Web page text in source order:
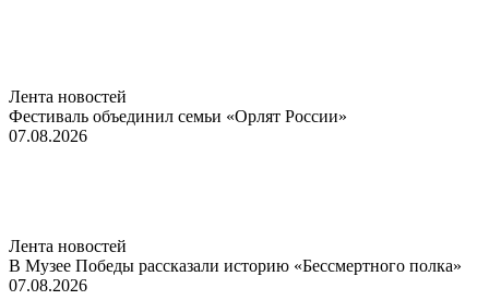
Лента новостей
Фестиваль объединил семьи «Орлят России»
07.08.2026
Лента новостей
В Музее Победы рассказали историю «Бессмертного полка»
07.08.2026